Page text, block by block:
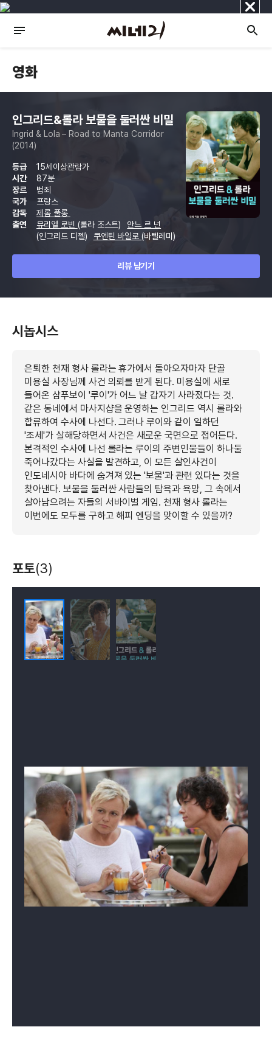
닫
기
영화
인그리드&롤라 보물을 둘러싼 비밀
Ingrid & Lola – Road to Manta Corridor
(2014)
등급
15세이상관람가
시간
87분
장르
범죄
국가
프랑스
감독
제롬 풀롱
출연
뮤리엘 로빈 (롤라 조스트)
안느 르 넌
(인그리드 디젤)
쿠엔틴 바일로(바텔레미)
리뷰 남기기
시놉시스
은퇴한 천재 형사 롤라는 휴가에서 돌아오자마자 단골
미용실 사장님께 사건 의뢰를 받게 된다. 미용실에 새로
들어온 샴푸보이 '루이'가 어느 날 갑자기 사라졌다는 것.
같은 동네에서 마사지샵을 운영하는 인그리드 역시 롤라와
합류하여 수사에 나선다. 그러나 루이와 같이 일하던
'조세'가 살해당하면서 사건은 새로운 국면으로 접어든다.
본격적인 수사에 나선 롤라는 루이의 주변인물들이 하나둘
죽어나갔다는 사실을 발견하고, 이 모든 살인사건이
인도네시아 바다에 숨겨져 있는 '보물'과 관련 있다는 것을
찾아낸다. 보물을 둘러싼 사람들의 탐욕과 욕망, 그 속에서
살아남으려는 자들의 서바이벌 게임. 천재 형사 롤라는
이번에도 모두를 구하고 해피 엔딩을 맞이할 수 있을까?
포토(3)